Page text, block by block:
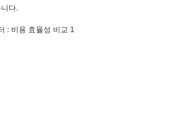
다.